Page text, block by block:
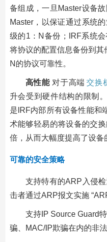
备组成，一旦Master设备
Master，以保证通过系统
级的1：N备份；IRF系统
将协议的配置信息备份到其
N的协议可靠性。
高性能对于高端 交换
升会受到硬件结构的限制
是IRF内部所有设备性能和
术能够轻易的将设备的交
倍，从而大幅度提高了设备
可靠的安全策略
支持特有的ARP入侵
击者通过ARP报文实施
支持IP Source Guard
骗、MAC/IP欺骗在内的非